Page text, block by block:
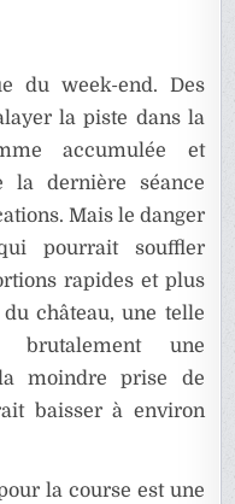
du week-end. Des
la piste dans la
accumulée et
la dernière séance
Mais le danger
pourrait souffler
rapides et plus
château, une telle
brutalement une
moindre prise de
baisser à environ
la course est une